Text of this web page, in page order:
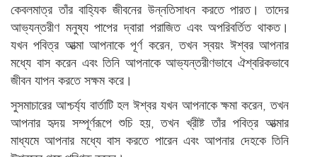
কেবলমাত্র তাঁর বাহ্যিক জীবনের উন্নতিসাধন করতে পারত। তাদের
আভ্যন্তরীণ মনুষ্য পাপের দ্বারা পরাজিত এবং অপরিবর্তিত থাকত।
যখন পবিত্র আত্মা আপনাকে পূর্ণ করেন, তখন স্বয়ং ঈশ্বর আপনার
মধ্যে বাস করেন এবং তিনি আপনাকে আভ্যন্তরীণভাবে ঐশ্বরিকভাবে
জীবন যাপন করতে সক্ষম করে।
সুসমাচারের আশ্চর্য্য বার্তাটি হল ঈশ্বর যখন আপনাকে ক্ষমা করেন, তখন
আপনার হৃদয় সম্পূর্ণরূপে শুচি হয়, তখন খ্রীষ্ট তাঁর পবিত্র আত্মার
মাধ্যমে আপনার মধ্যে বাস করতে পারেন এবং আপনার দেহকে তিনি